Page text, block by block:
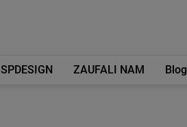
SPDESIGN ZAUFALI NAM Blog